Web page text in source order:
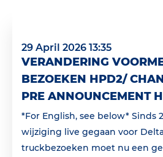
29 April 2026 13:35
VERANDERING
BEZOEKEN HPD2/
PRE ANNOUNCEMENT
*For English, see below* Sinds
wijziging live gegaan voor
truckbezoeken moet nu een